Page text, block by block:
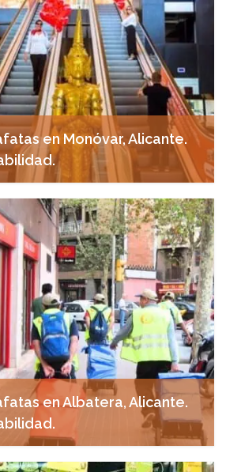
en Monóvar, Alicante.
en Albatera, Alicante.